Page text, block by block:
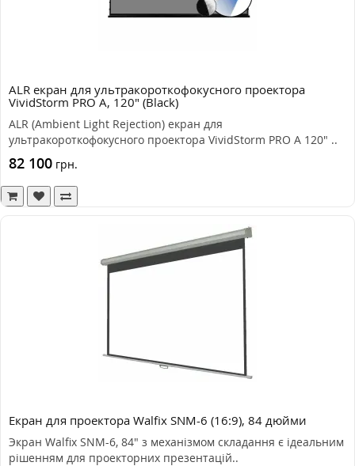
ALR екран для ультракороткофокусного проектора
VividStorm PRO A, 120" (Black)
ALR (Ambient Light Rejection) екран для
ультракороткофокусного проектора VividStorm PRO A 120" ..
82 100 грн.
Екран для проектора Walfix SNM-6 (16:9), 84 дюйми
Экран Walfix SNM-6, 84" з механізмом складання є ідеальним
рішенням для проекторних презентацій..